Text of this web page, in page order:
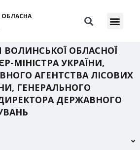
ОБЛАСНА
ВОЛИНСЬКОЇ ОБЛАСНОЇ
МІНІСТРА УКРАЇНИ,
АГЕНТСТВА ЛІСОВИХ
ГЕНЕРАЛЬНОГО
ДЕРЖАВНОГО